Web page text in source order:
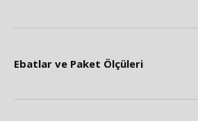
Ebatlar ve Paket Ölçüleri